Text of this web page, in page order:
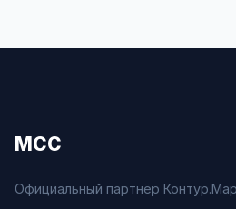
МСС
Официальный партнёр